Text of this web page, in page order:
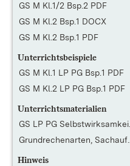
GS M Kl.1/2 Bsp.2 PDF
GS M Kl.2 Bsp.1 DOCX
GS M Kl.2 Bsp.1 PDF
Unterrichtsbeispiele
GS M Kl.1 LP PG Bsp.1 PDF
GS M Kl.2 LP PG Bsp.1 PDF
Unterrichtsmaterialien
GS LP PG Selbstwirksamkei...
Grundrechenarten, Sachauf...
Hinweis